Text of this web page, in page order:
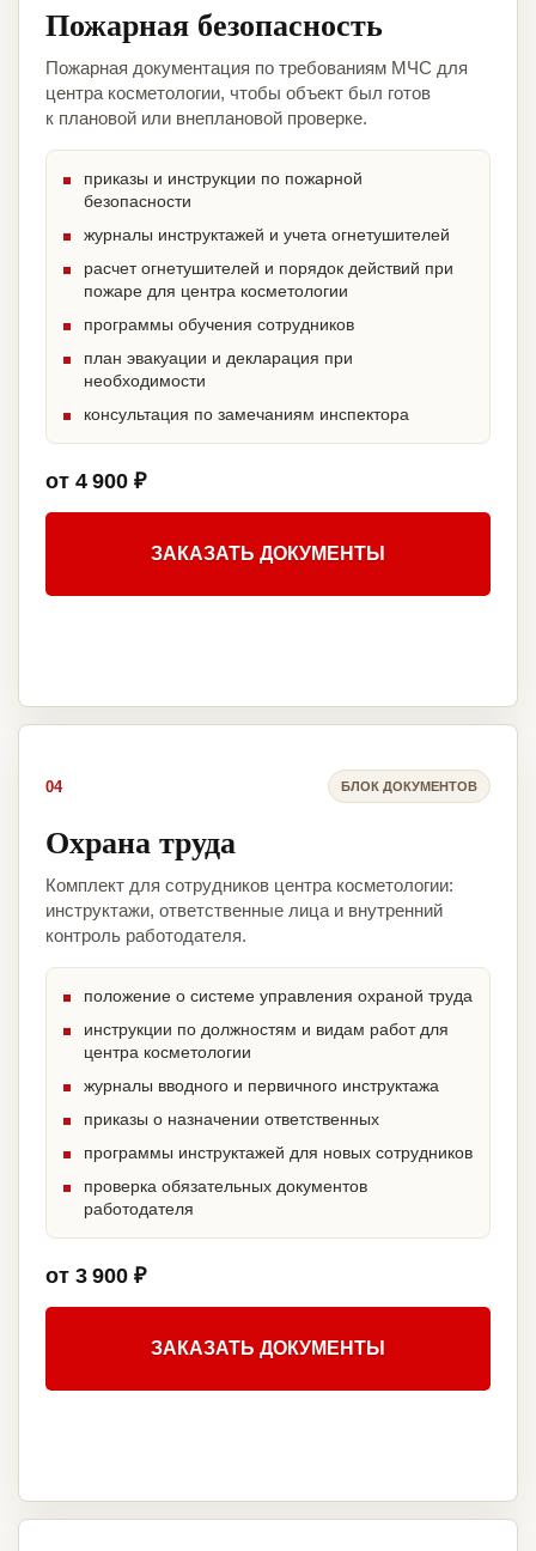
Пожарная безопасность
Пожарная документация по требованиям МЧС для
центра косметологии, чтобы объект был готов
к плановой или внеплановой проверке.
приказы и инструкции по пожарной
безопасности
журналы инструктажей и учета огнетушителей
расчет огнетушителей и порядок действий при
пожаре для центра косметологии
программы обучения сотрудников
план эвакуации и декларация при
необходимости
консультация по замечаниям инспектора
от 4 900 ₽
ЗАКАЗАТЬ ДОКУМЕНТЫ
04 БЛОК ДОКУМЕНТОВ
Охрана труда
Комплект для сотрудников центра косметологии:
инструктажи, ответственные лица и внутренний
контроль работодателя.
положение о системе управления охраной труда
инструкции по должностям и видам работ для
центра косметологии
журналы вводного и первичного инструктажа
приказы о назначении ответственных
программы инструктажей для новых сотрудников
проверка обязательных документов
работодателя
от 3 900 ₽
ЗАКАЗАТЬ ДОКУМЕНТЫ